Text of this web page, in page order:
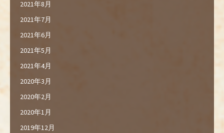
2021年8月
2021年7月
2021年6月
2021年5月
2021年4月
2020年3月
2020年2月
2020年1月
2019年12月